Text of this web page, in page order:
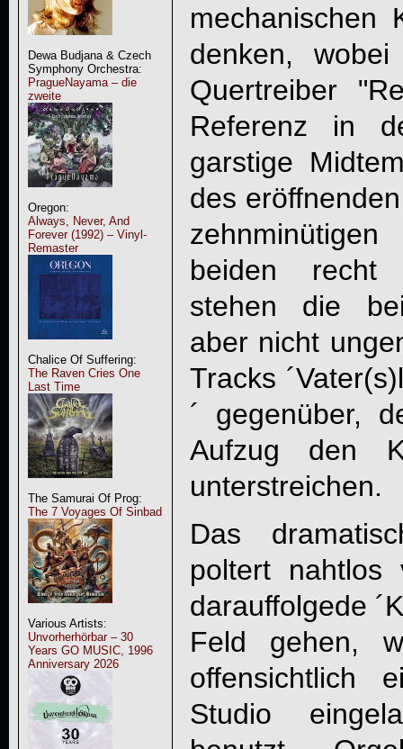
Dewa Budjana & Czech
Symphony Orchestra:
PragueNayama – die
zweite
Oregon:
Always, Never, And
Forever (1992) – Vinyl-
Remaster
Chalice Of Suffering:
The Raven Cries One
Last Time
The Samurai Of Prog:
The 7 Voyages Of Sinbad
Various Artists:
Unvorherhörbar – 30
Years GO MUSIC, 1996
Anniversary 2026
mechanischen
denken,
Quertreiber
Referenz in
garstige
des
beiden recht
stehen die
aber nicht
Tracks
´ gegenüber,
Aufzug den
unterstreichen.
Das
poltert nahtlos
darauffolgede
Feld gehen,
offensichtlich
Studio